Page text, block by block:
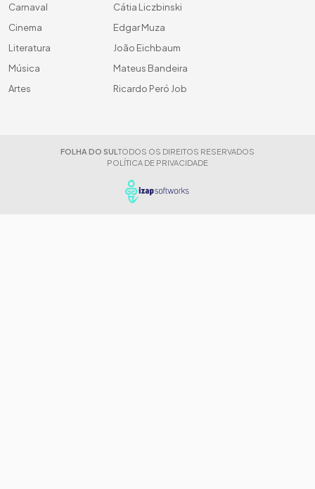
Carnaval
Cinema
Literatura
Música
Artes
Cátia Liczbinski
Edgar Muza
João Eichbaum
Mateus Bandeira
Ricardo Peró Job
FOLHA DO SUL TODOS OS DIREITOS RESERVADOS
POLÍTICA DE PRIVACIDADE